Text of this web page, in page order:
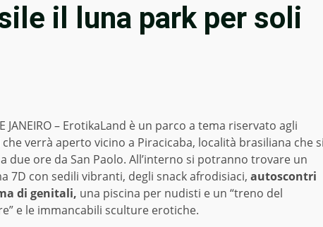
il luna park per soli
JANEIRO – ErotikaLand è un parco a tema riservato agli
verrà aperto vicino a Piracicaba, località brasiliana che
due ore da San Paolo. All’interno si potranno trovare un
7D con sedili vibranti, degli snack afrodisiaci, autoscontri
di genitali, una piscina per nudisti e un “treno del
e le immancabili sculture erotiche.